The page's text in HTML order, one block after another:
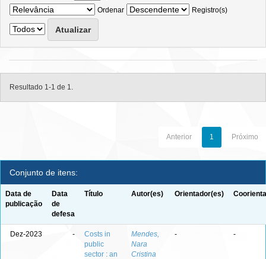
Ordenar
Registro(s)
Resultado 1-1 de 1.
Anterior 1 Próximo
Conjunto de itens:
Data de
publicação
Data
de
defesa
Título Autor(es) Orientador(es)
Dez-2023 -
Costs in
public
sector : an
Mendes,
Nara
Cristina
- -